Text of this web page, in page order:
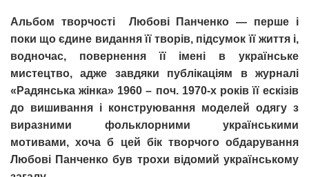
Альбом творчості Любові Панченко — перше і
поки що єдине видання її творів, підсумок її життя і,
водночас, повернення її імені в українське
мистецтво, адже завдяки публікаціям в журналі
«Радянська жінка» 1960 – поч. 1970-х років її ескізів
до вишивання і конструювання моделей одягу з
виразними фольклорними українськими
мотивами, хоча б цей бік творчого обдарування
Любові Панченко був трохи відомий українському